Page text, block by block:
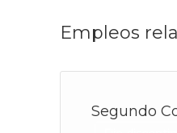
Empleos
Segundo